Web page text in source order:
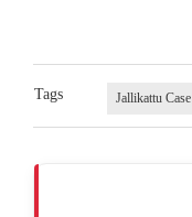
Tags Jallikattu Case